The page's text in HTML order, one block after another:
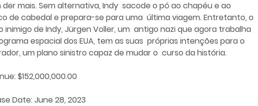
der mais. Sem alternativa, Indy  sacode o pó ao chapéu e ao
de cabedal e prepara-se para uma  última viagem. Entretanto, o
inimigo de Indy, Jürgen Voller, um  antigo nazi que agora trabalha
espacial dos EUA, tem as suas  próprias intenções para o
um plano sinistro capaz de mudar o  curso da história.
$152,000,000.00
Date: June 28, 2023